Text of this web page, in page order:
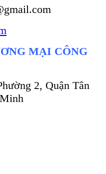
MẠI CÔNG
2, Quận Tân